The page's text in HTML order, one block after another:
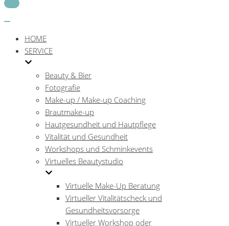
Navigations-
HOME
SERVICE
Beauty & Bier
Fotografie
Make-up / Make-up Coaching
Brautmake-up
Hautgesundheit und Hautpflege
Vitalität und Gesundheit
Workshops und Schminkevents
Virtuelles Beautystudio
Virtuelle Make-Up Beratung
Virtueller Vitalitätscheck und
Gesundheitsvorsorge
Virtueller Workshop oder